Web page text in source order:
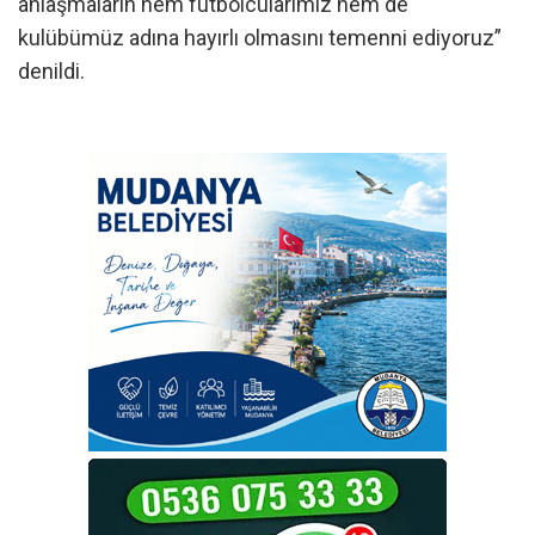
kulübümüz adına hayırlı olmasını temenni ediyoruz”
denildi.